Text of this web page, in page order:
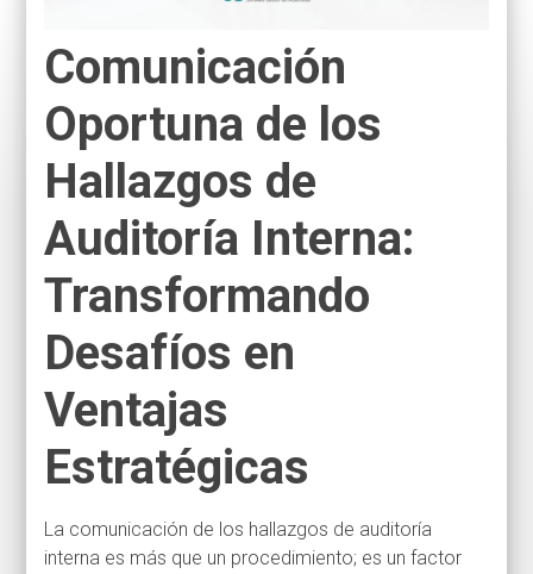
Comunicación
Oportuna de los
Hallazgos de
Auditoría Interna:
Transformando
Desafíos en
Ventajas
Estratégicas
La comunicación de los hallazgos de auditoría
interna es más que un procedimiento; es un factor